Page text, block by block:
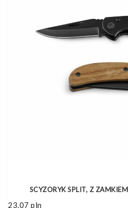
SCYZORYK SPLIT, Z
23,07 pln